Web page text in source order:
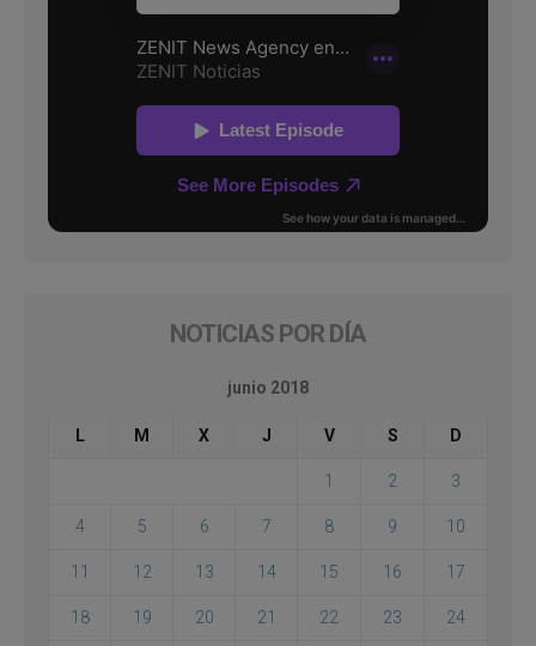
NOTICIAS POR DÍA
junio 2018
L M X J V S D
1 2 3
4 5 6 7 8 9 10
11 12 13 14 15 16 17
18 19 20 21 22 23 24